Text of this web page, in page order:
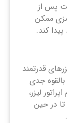
پس از
ممکن
کند.
قدرتمند
جدی
لیزر،
در حین